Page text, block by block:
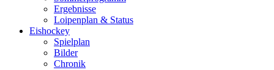
Ergebnisse
Loipenplan & Status
Eishockey
Spielplan
Bilder
Chronik